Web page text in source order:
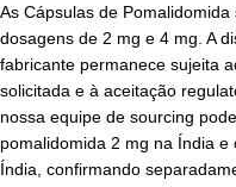
As Cápsulas de
dosagens de 2 mg e 4 mg. A
fabricante permanece sujeita
solicitada e à aceitação
nossa equipe de sourcing
pomalidomida 2 mg na Índia
Índia, confirmando